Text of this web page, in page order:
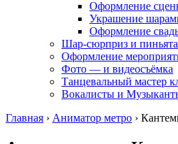
Оформление
Украшение
Оформление
Шар-сюрприз и пиньята
Оформление
Фото — и видеосъёмка
Танцевальный мастер
Вокалисты и
Главная › Аниматор метро ›